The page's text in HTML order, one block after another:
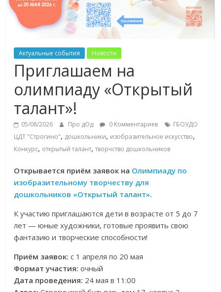
Актуальные события Новости
Приглашаем на
олимпиаду «Открытый
талант»!
05/08/2026 Про дОд 0 Комментариев
ГБОУДО
ЦДТ "Строгино", дошкольники, изобразительное искусство,
Конкурс, открытый талант,творчство дошкольников
Открывается приём заявок на Олимпиаду по
изобразительному творчеству для
дошкольников «Открытый талант».
К участию приглашаются дети в возрасте от 5 до 7
лет — юные художники, готовые проявить свою
фантазию и творческие способности!
Приём заявок: с 1 апреля по 20 мая
Формат участия:очный
Дата проведения: 24 мая в 11:00